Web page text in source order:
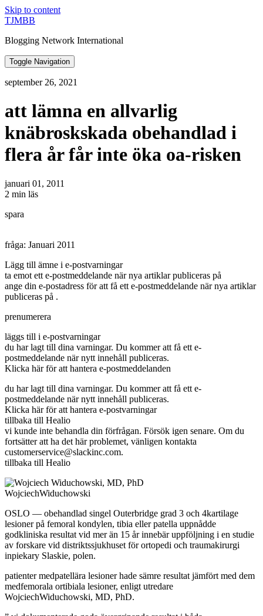
Skip to content
TJMBB
Blogging Network International
Toggle Navigation
september 26, 2021
att lämna en allvarlig
knäbroskskada obehandlad i
flera år får inte öka oa-risken
januari 01, 2011
2 min läs
spara
fråga: Januari 2011
Lägg till ämne i e-postvarningar
ta emot ett e-postmeddelande när nya artiklar publiceras på
ange din e-postadress för att få ett e-postmeddelande när nya artiklar
publiceras på .
prenumerera
läggs till i e-postvarningar
du har lagt till dina varningar. Du kommer att få ett e-
postmeddelande när nytt innehåll publiceras.
Klicka här för att hantera e-postmeddelanden
du har lagt till dina varningar. Du kommer att få ett e-
postmeddelande när nytt innehåll publiceras.
Klicka här för att hantera e-postvarningar
tillbaka till Healio
vi kunde inte behandla din förfrågan. Försök igen senare. Om du
fortsätter att ha det här problemet, vänligen kontakta
customerservice@slackinc.com.
tillbaka till Healio
WojciechWiduchowski
OSLO — obehandlad singel Outerbridge grad 3 och 4kartilage
lesioner på femoral kondylen, tibia eller patella uppnådde
godkliniska resultat vid mer än 15 år innebär uppföljning i en studie
av forskare vid distriktssjukhuset för ortopedi och traumakirurgi
inpiekary Slaskie, polen.
patienter medpatellära lesioner hade sämre resultat jämfört med dem
medfemorala ortibiala lesioner, enligt utredare
WojciechWiduchowski, MD, PhD.